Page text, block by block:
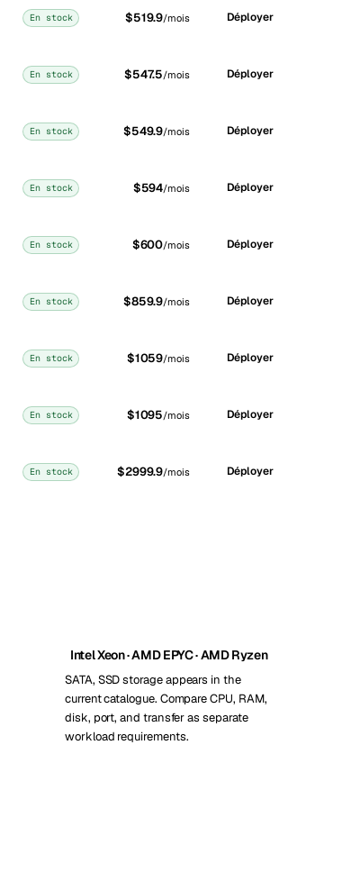
En stock $519.9/mois Déployer
En stock $547.5/mois Déployer
En stock $549.9/mois Déployer
En stock $594/mois Déployer
En stock $600/mois Déployer
En stock $859.9/mois Déployer
En stock $1059/mois Déployer
En stock $1095/mois Déployer
En stock $2999.9/mois Déployer
Intel Xeon · AMD EPYC · AMD Ryzen
SATA, SSD storage appears in the
current catalogue. Compare CPU, RAM,
disk, port, and transfer as separate
workload requirements.